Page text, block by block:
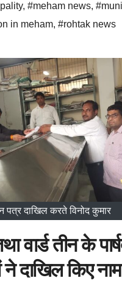
, #meham news,
in meham, #rohtak news
पत्र दाखिल करते विनोद कुमार
वार्ड तीन के
ने दाखिल किए